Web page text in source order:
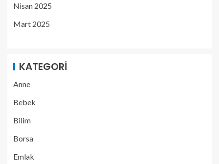
Nisan 2025
Mart 2025
KATEGORI
Anne
Bebek
Bilim
Borsa
Emlak